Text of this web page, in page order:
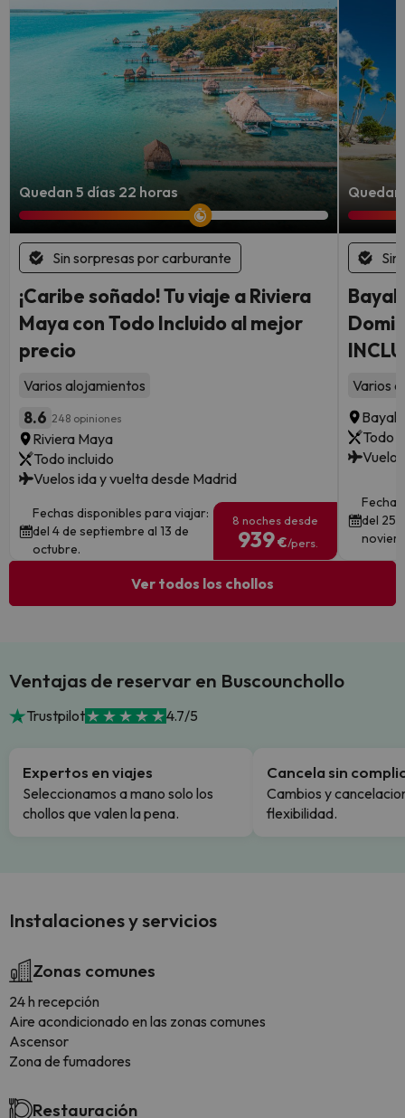
Quedan 5 días 22 horas
Sin sorpresas por carburante
¡Caribe soñado! Tu viaje a Riviera
Maya con Todo Incluido al mejor
precio
Varios alojamientos
8.6 248 opiniones
Riviera Maya
Todo incluido
Vuelos ida y vuelta desde Madrid
Fechas disponibles para viajar:
del 4 de septiembre al 13 de
octubre.
8 noches desde
939€/pers.
Varios
Todo
del 25
Ver todos los chollos
Ventajas de reservar en Buscounchollo
Trustpilot 4.7/5
Expertos en viajes
Seleccionamos a mano solo los
chollos que valen la pena.
Cancela sin
Cambios y
flexibilidad.
Instalaciones y servicios
Zonas comunes
24 h recepción
Aire acondicionado en las zonas comunes
Ascensor
Zona de fumadores
Restauración